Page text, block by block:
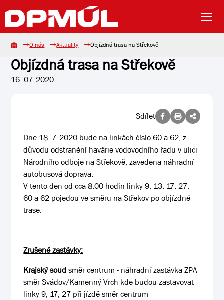
O nás Aktuality Objízdná trasa na Střekově
Objízdná trasa na Střekově
16. 07. 2020
Sdílet
Dne 18. 7. 2020 bude na linkách číslo 60 a 62, z
důvodu odstranění havárie vodovodního řadu v ulici
Národního odboje na Střekově, zavedena náhradní
autobusová doprava.
V tento den od cca 8:00 hodin linky 9, 13, 17, 27,
60 a 62 pojedou ve směru na Střekov po objízdné
trase:
Zrušené zastávky:
Krajský soud směr centrum - náhradní zastávka ZPA
směr Svádov/Kamenný Vrch kde budou zastavovat
linky 9, 17, 27 při jízdě směr centrum